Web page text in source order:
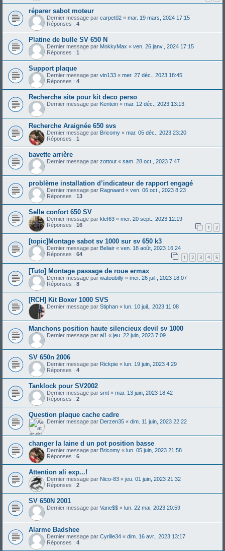
réparer sabot moteur
Dernier message par carpet02 « mar. 19 mars, 2024 17:15
Réponses : 4
Platine de bulle SV 650 N
Dernier message par MokkyMax « ven. 26 janv., 2024 17:15
Réponses : 1
Support plaque
Dernier message par vin133 « mer. 27 déc., 2023 18:45
Réponses : 4
Recherche site pour kit deco perso
Dernier message par Kentein « mar. 12 déc., 2023 13:13
Recherche Araignée 650 svs
Dernier message par Bricomy « mar. 05 déc., 2023 23:20
Réponses : 1
bavette arrière
Dernier message par zottout « sam. 28 oct., 2023 7:47
problème installation d’indicateur de rapport engagé
Dernier message par Ragnaard « ven. 06 oct., 2023 8:23
Réponses : 13
Selle confort 650 SV
Dernier message par klef63 « mer. 20 sept., 2023 12:19
Réponses : 16 1 2
[topic]Montage sabot sv 1000 sur sv 650 k3
Dernier message par Beliair « ven. 18 août, 2023 16:24
Réponses : 64 1 2 3 4 5
[Tuto] Montage passage de roue ermax
Dernier message par watoubilly « mer. 26 juil., 2023 18:07
Réponses : 8
[RCH] Kit Boxer 1000 SVS
Dernier message par Stiphan « lun. 10 juil., 2023 11:08
Manchons position haute silencieux devil sv 1000
Dernier message par al1 « jeu. 22 juin, 2023 7:09
SV 650n 2006
Dernier message par Rickpie « lun. 19 juin, 2023 4:29
Réponses : 4
Tanklock pour SV2002
Dernier message par smt « mar. 13 juin, 2023 18:42
Réponses : 2
Question plaque cache cadre
Dernier message par Derzen35 « dim. 11 juin, 2023 22:22
changer la laine d un pot position basse
Dernier message par Bricomy « lun. 05 juin, 2023 21:58
Réponses : 6
Attention ali exp...!
Dernier message par Nico-83 « jeu. 01 juin, 2023 21:32
Réponses : 2
SV 650N 2001
Dernier message par Vane$$ « lun. 22 mai, 2023 20:59
Alarme Badshee
Dernier message par Cyrille34 « dim. 16 avr., 2023 13:17
Réponses : 4